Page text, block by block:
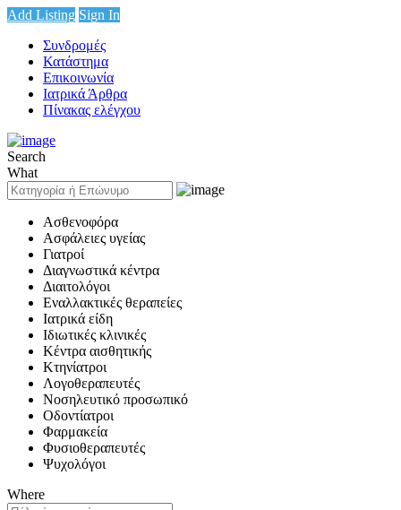
Add Listing Sign In
Συνδρομές
Κατάστημα
Επικοινωνία
Ιατρικά Άρθρα
Πίνακας ελέγχου
Search
What
Ασθενοφόρα
Ασφάλειες υγείας
Γιατροί
Διαγνωστικά κέντρα
Διαιτολόγοι
Εναλλακτικές θεραπείες
Ιατρικά είδη
Ιδιωτικές κλινικές
Κέντρα αισθητικής
Κτηνίατροι
Λογοθεραπευτές
Νοσηλευτικό προσωπικό
Οδοντίατροι
Φαρμακεία
Φυσιοθεραπευτές
Ψυχολόγοι
Where